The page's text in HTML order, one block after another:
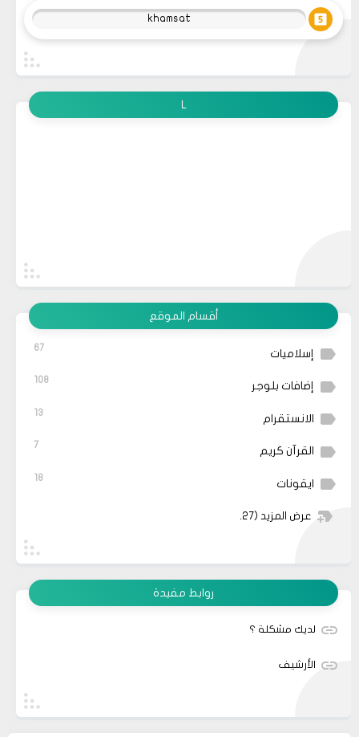
khamsat
L
أقسام الموقع
إسلاميات 67
إضافات بلوجر 108
الانستقرام 13
القرآن كريم 7
ايقونات 18
عرض المزيد (27)
روابط مفيدة
لديك مشكلة ؟
الأرشيف